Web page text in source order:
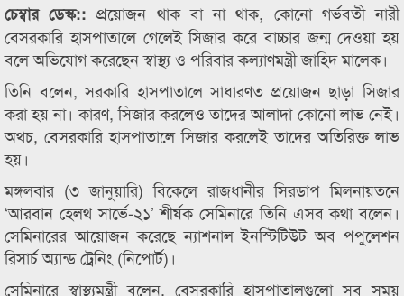
চেম্বার ডেস্ক::প্রয়োজন থাক বা না থাক, কোনো গর্ভবতী নারী
বেসরকারি হাসপাতালে গেলেই সিজার করে বাচ্চার জন্ম দেওয়া হয়
বলে অভিযোগ করেছেন স্বাস্থ্য ও পরিবার কল্যাণমন্ত্রী জাহিদ মালেক।
তিনি বলেন, সরকারি হাসপাতালে সাধারণত প্রয়োজন ছাড়া সিজার
করা হয় না। কারণ, সিজার করলেও তাদের আলাদা কোনো লাভ নেই।
অথচ, বেসরকারি হাসপাতালে সিজার করলেই তাদের অতিরিক্ত লাভ
হয়।
মঙ্গলবার (৩ জানুয়ারি) বিকেলে রাজধানীর সিরডাপ মিলনায়তনে
‘আরবান হেলথ সার্ভে-২১’ শীর্ষক সেমিনারে তিনি এসব কথা বলেন।
সেমিনারের আয়োজন করেছে ন্যাশনাল ইনস্টিটিউট অব পপুলেশন
রিসার্চ অ্যান্ড ট্রেনিং (নিপোর্ট)।
সেমিনারে স্বাস্থ্যমন্ত্রী বলেন, বেসরকারি হাসপাতালগুলো সব সময়